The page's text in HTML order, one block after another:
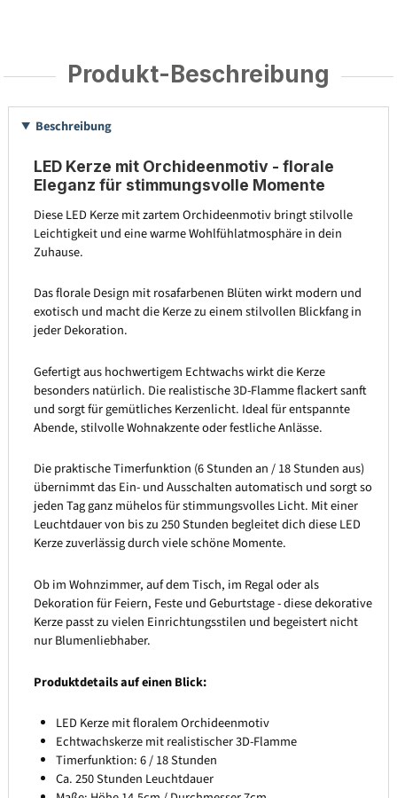
Produkt-Beschreibung
Beschreibung
LED Kerze mit Orchideenmotiv - florale
Eleganz für stimmungsvolle Momente
Diese LED Kerze mit zartem Orchideenmotiv bringt stilvolle
Leichtigkeit und eine warme Wohlfühlatmosphäre in dein
Zuhause.
Das florale Design mit rosafarbenen Blüten wirkt modern und
exotisch und macht die Kerze zu einem stilvollen Blickfang in
jeder Dekoration.
Gefertigt aus hochwertigem Echtwachs wirkt die Kerze
besonders natürlich. Die realistische 3D-Flamme flackert sanft
und sorgt für gemütliches Kerzenlicht. Ideal für entspannte
Abende, stilvolle Wohnakzente oder festliche Anlässe.
Die praktische Timerfunktion (6 Stunden an / 18 Stunden aus)
übernimmt das Ein- und Ausschalten automatisch und sorgt so
jeden Tag ganz mühelos für stimmungsvolles Licht. Mit einer
Leuchtdauer von bis zu 250 Stunden begleitet dich diese LED
Kerze zuverlässig durch viele schöne Momente.
Ob im Wohnzimmer, auf dem Tisch, im Regal oder als
Dekoration für Feiern, Feste und Geburtstage - diese dekorative
Kerze passt zu vielen Einrichtungsstilen und begeistert nicht
nur Blumenliebhaber.
Produktdetails auf einen Blick:
LED Kerze mit floralem Orchideenmotiv
Echtwachskerze mit realistischer 3D-Flamme
Timerfunktion: 6 / 18 Stunden
Ca. 250 Stunden Leuchtdauer